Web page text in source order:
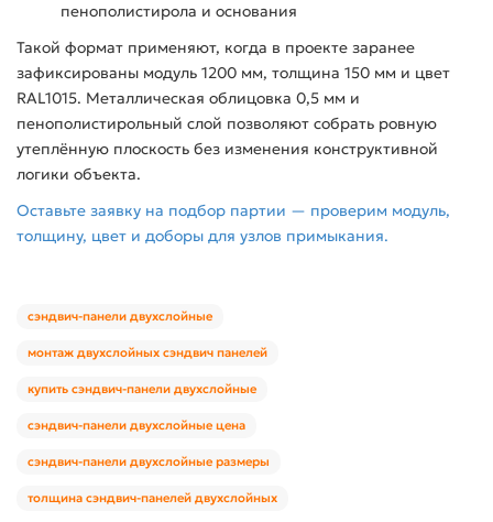
пенополистирола и основания
Такой формат применяют, когда в проекте заранее
зафиксированы модуль 1200 мм, толщина 150 мм и цвет
RAL1015. Металлическая облицовка 0,5 мм и
пенополистирольный слой позволяют собрать ровную
утеплённую плоскость без изменения конструктивной
логики объекта.
Оставьте заявку на подбор партии — проверим модуль,
толщину, цвет и доборы для узлов примыкания.
сэндвич-панели двухслойные
монтаж двухслойных сэндвич панелей
купить сэндвич-панели двухслойные
сэндвич-панели двухслойные цена
сэндвич-панели двухслойные размеры
толщина сэндвич-панелей двухслойных